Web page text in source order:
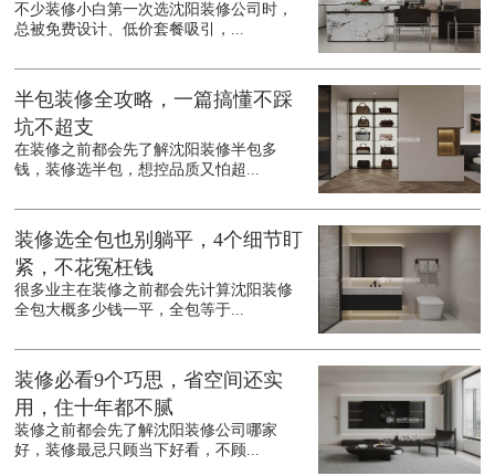
不少装修小白第一次选沈阳装修公司时，
总被免费设计、低价套餐吸引，...
半包装修全攻略，一篇搞懂不踩
坑不超支
在装修之前都会先了解沈阳装修半包多
钱，装修选半包，想控品质又怕超...
装修选全包也别躺平，4个细节盯
紧，不花冤枉钱
很多业主在装修之前都会先计算沈阳装修
全包大概多少钱一平，全包等于...
装修必看9个巧思，省空间还实
用，住十年都不腻
装修之前都会先了解沈阳装修公司哪家
好，装修最忌只顾当下好看，不顾...